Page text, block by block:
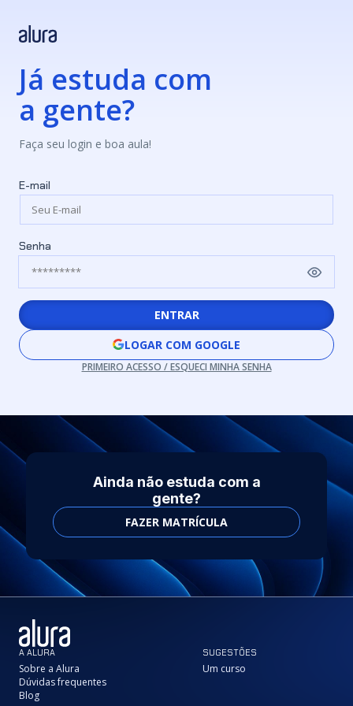
Já estuda com
a gente?
Faça seu login e boa aula!
E-mail
Senha
ENTRAR
LOGAR COM GOOGLE
PRIMEIRO ACESSO / ESQUECI MINHA SENHA
Ainda não estuda com a
gente?
FAZER MATRÍCULA
A ALURA
Sobre a Alura
Dúvidas frequentes
Blog
SUGESTÕES
Um curso